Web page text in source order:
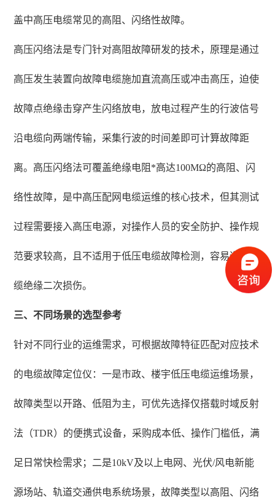
盖中高压电缆常见的高阻、闪络性故障。
高压闪络法是专门针对高阻故障研发的技术，原理是通过
高压发生装置向故障电缆施加直流高压或冲击高压，迫使
故障点绝缘击穿产生闪络放电，放电过程产生的行波信号
沿电缆向两端传输，采集行波的时间差即可计算故障距
离。高压闪络法可覆盖绝缘电阻*高达100MΩ的高阻、闪
络性故障，是中高压配网电缆运维的核心技术，但其测试
过程需要接入高压电源，对操作人员的安全防护、操作规
范要求较高，且不适用于低压电缆故障检测，容易造成电
缆绝缘二次损伤。
三、不同场景的选型参考
针对不同行业的运维需求，可根据故障特征匹配对应技术
的电缆故障定位仪：一是市政、楼宇低压电缆运维场景，
故障类型以开路、低阻为主，可优先选择仅搭载时域反射
法（TDR）的便携式设备，采购成本低、操作门槛低，满
足日常快检需求；二是10kV及以上电网、光伏/风电新能
源场站、轨道交通供电系统场景，故障类型以高阻、闪络